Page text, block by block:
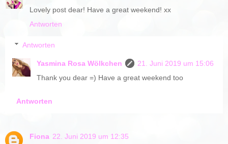
Lovely post dear! Have a great weekend! xx
Antworten
Antworten
Yasmina Rosa Wölkchen
21. Juni 2019 um 15:06
Thank you dear =) Have a great weekend too
Antworten
Fiona 22. Juni 2019 um 12:35